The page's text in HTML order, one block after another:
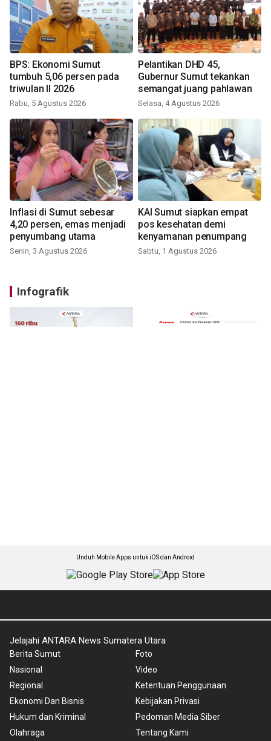
BPS: Ekonomi Sumut
tumbuh 5,06 persen pada
triwulan II 2026
Rabu, 5 Agustus 2026
Pelantikan DHD 45,
Gubernur Sumut tekankan
semangat juang pahlawan
Selasa, 4 Agustus 2026
Inflasi di Sumut sebesar
4,20 persen, emas menjadi
penyumbang utama
Senin, 3 Agustus 2026
KAI Sumut siapkan empat
pos kesehatan demi
kenyamanan penumpang
Sabtu, 1 Agustus 2026
Infografik
Unduh Mobile Apps untuk iOS dan Android
Jelajahi ANTARA News Sumatera Utara
Berita Sumut
Nasional
Regional
Ekonomi Dan Bisnis
Hukum dan Kriminal
Olahraga
Foto
Video
Ketentuan Penggunaan
Kebijakan Privasi
Pedoman Media Siber
Tentang Kami